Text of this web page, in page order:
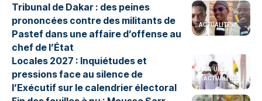
ACTUALITES
Tribunal de Dakar : des peines
prononcées contre des militants de
Pastef dans une affaire d’offense au
chef de l’État
A LA UNE
ACTUALITES
Locales 2027 : Inquiétudes et
pressions face au silence de
l’Exécutif sur le calendrier électoral